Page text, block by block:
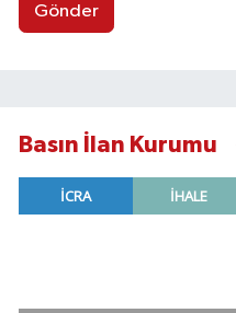
Gönder
Basın İlan Kurumu